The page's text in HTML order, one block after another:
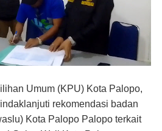
Umum (KPU) Kota Palopo,
rekomendasi badan
Kota Palopo Palopo terkait